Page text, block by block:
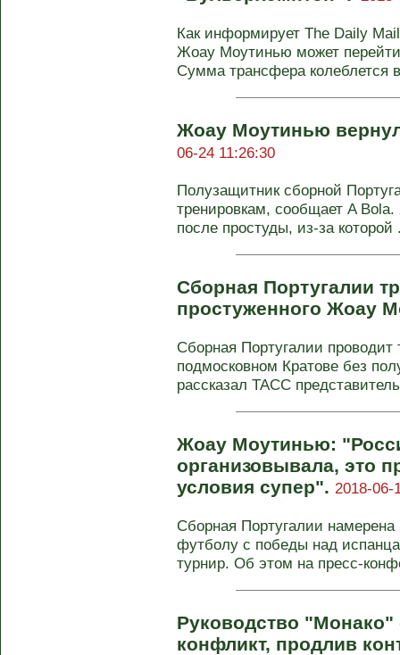
Как информирует The Daily
Жоау Моутинью может
Сумма трансфера колеблется
Жоау Моутинью
06-24 11:26:30
Полузащитник сборной
тренировкам, сообщает A
после простуды, из-за которой
Сборная Португалии
простуженного Жоау
Сборная Португалии
подмосковном Кратове без
рассказал ТАСС
Жоау Моутинью:
организовывала, это
условия супер". 2018-06-
Сборная Португалии
футболу с победы над
турнир. Об этом на пресс-
Руководство
конфликт, продлив